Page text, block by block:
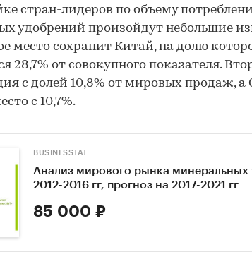
стран-лидеров по объему
удобрений произойдут небольшие
место сохранит Китай, на долю
28,7% от совокупного показателя.
с долей 10,8% от мировых продаж, а
с 10,7%.
BUSINESSTAT
Анализ мирового рынка минеральных
2012-2016 гг, прогноз на 2017-2021 гг
85 000 ₽